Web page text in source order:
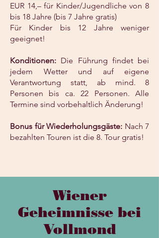
EUR 14,– für Kinder/Jugendliche von 8
bis 18 Jahre (bis 7 Jahre gratis)
Für Kinder bis 12 Jahre weniger
geeignet!
Konditionen: Die Führung findet bei
jedem Wetter und auf eigene
Verantwortung statt, ab mind. 8
Personen bis ca. 22 Personen. Alle
Termine sind vorbehaltlich Änderung!
Bonus für Wiederholungsgäste: Nach 7
bezahlten Touren ist die 8. Tour gratis!
Wiener
Geheimnisse bei
Vollmond